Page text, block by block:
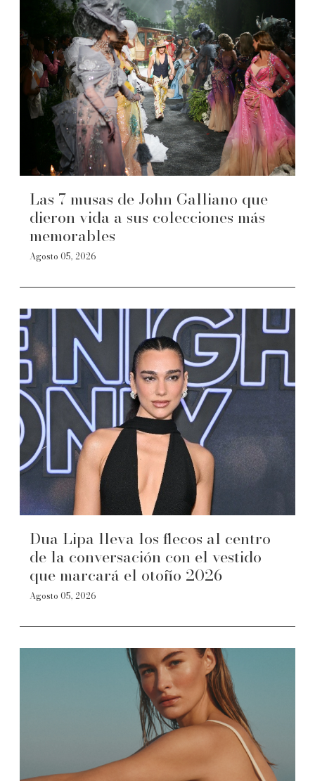
Las 7 musas de John Galliano que
dieron vida a sus colecciones más
memorables
Agosto 05, 2026
Dua Lipa lleva los flecos al centro
de la conversación con el vestido
que marcará el otoño 2026
Agosto 05, 2026